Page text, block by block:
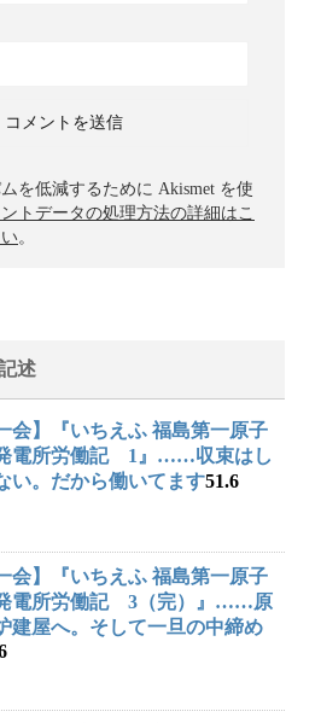
を低減するために Akismet を使
トデータの処理方法の詳細はこ
。
述
会】『いちえふ 福島第一原子
電所労働記 1』……収束はし
い。だから働いてます51.6
会】『いちえふ 福島第一原子
電所労働記 3（完）』……原
建屋へ。そして一旦の中締め